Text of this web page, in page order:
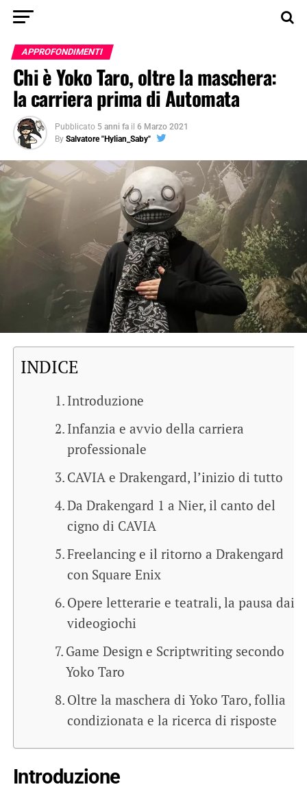
APPROFONDIMENTI
Chi è Yoko Taro, oltre la maschera:
la carriera prima di Automata
Pubblicato 5 anni fa il 6 Marzo 2021
By Salvatore "Hylian_Saby"
INDICE
Introduzione
Infanzia e avvio della carriera
professionale
CAVIA e Drakengard, l’inizio di tutto
Da Drakengard 1 a Nier, il canto del
cigno di CAVIA
Freelancing e il ritorno a Drakengard
con Square Enix
Opere letterarie e teatrali, la pausa dai
videogiochi
Game Design e Scriptwriting secondo
Yoko Taro
Oltre la maschera di Yoko Taro, follia
condizionata e la ricerca di risposte
Introduzione